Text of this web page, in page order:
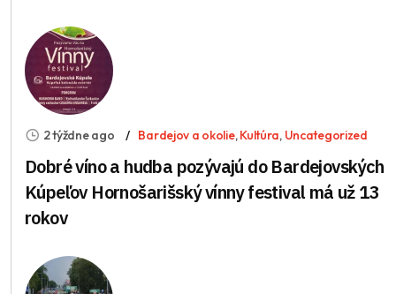
2 týždne ago Bardejov a okolie,Kultúra, Uncategorized
Dobré víno a hudba pozývajú do Bardejovských
Kúpeľov Hornošarišský vínny festival má už 13
rokov